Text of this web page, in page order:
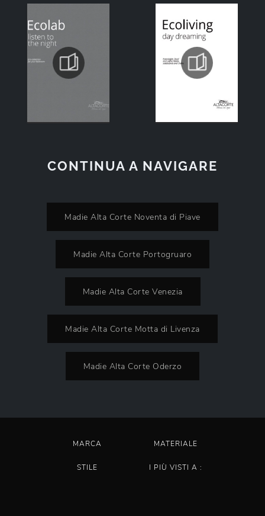
CONTINUA A NAVIGARE
Madie Alta Corte Noventa di Piave
Madie Alta Corte Portogruaro
Madie Alta Corte Venezia
Madie Alta Corte Motta di Livenza
Madie Alta Corte Oderzo
MARCA MATERIALE
STILE I PIÙ VISTI A :